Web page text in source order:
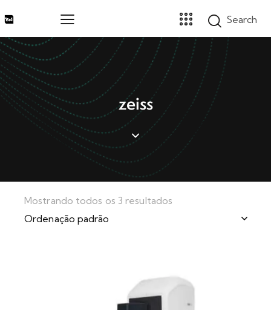
zeiss
Home
Marcas
Segmentos
Contato
Promoções
Mostrando todos os 3 resultados